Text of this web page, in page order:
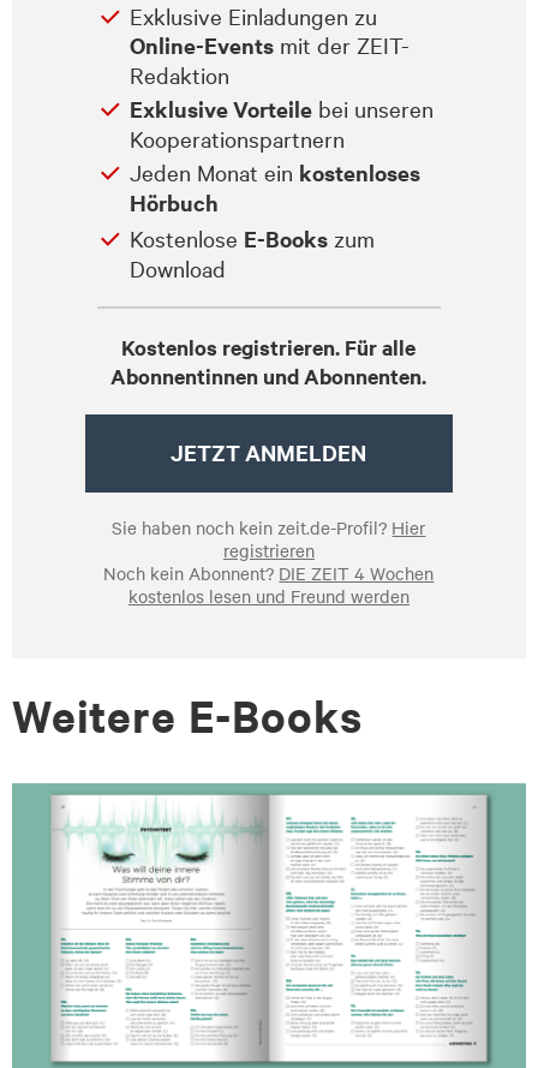
Exklusive Einladungen zu
Online-Eventsmit der ZEIT-
Redaktion
Exklusive Vorteilebei unseren
Kooperationspartnern
Jeden Monat ein kostenloses
Hörbuch
Kostenlose E-Bookszum
Download
Kostenlos registrieren. Für alle
Abonnentinnen und Abonnenten.
JETZT ANMELDEN
Sie haben noch kein zeit.de-Profil? Hier
registrieren
Noch kein Abonnent? DIE ZEIT 4 Wochen
kostenlos lesen und Freund werden
Weitere E-Books